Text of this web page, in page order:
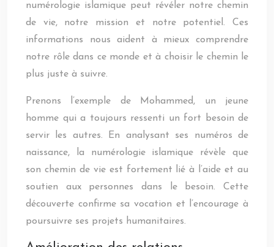
numérologie islamique peut révéler notre chemin
de vie, notre mission et notre potentiel. Ces
informations nous aident à mieux comprendre
notre rôle dans ce monde et à choisir le chemin le
plus juste à suivre.
Prenons l’exemple de Mohammed, un jeune
homme qui a toujours ressenti un fort besoin de
servir les autres. En analysant ses numéros de
naissance, la numérologie islamique révèle que
son chemin de vie est fortement lié à l’aide et au
soutien aux personnes dans le besoin. Cette
découverte confirme sa vocation et l’encourage à
poursuivre ses projets humanitaires.